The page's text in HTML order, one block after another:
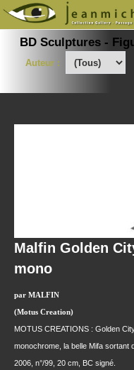
BD Sculptures -
Auteur :
Malfin Golden
mono
par MALFIN
(Motus Creation)
MOTUS CREATIONS : Golden
monochrome, la belle Mifa sortant
2006, n°/99, 20 cm, BC signé.